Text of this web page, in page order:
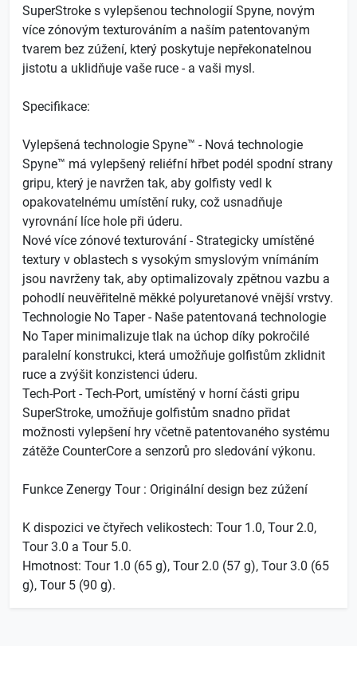
SuperStroke s vylepšenou technologií Spyne, novým
více zónovým texturováním a naším patentovaným
tvarem bez zúžení, který poskytuje nepřekonatelnou
jistotu a uklidňuje vaše ruce - a vaši mysl.
Specifikace:
Vylepšená technologie Spyne™ - Nová technologie
Spyne™ má vylepšený reliéfní hřbet podél spodní strany
gripu, který je navržen tak, aby golfisty vedl k
opakovatelnému umístění ruky, což usnadňuje
vyrovnání líce hole při úderu.
Nové více zónové texturování - Strategicky umístěné
textury v oblastech s vysokým smyslovým vnímáním
jsou navrženy tak, aby optimalizovaly zpětnou vazbu a
pohodlí neuvěřitelně měkké polyuretanové vnější vrstvy.
Technologie No Taper - Naše patentovaná technologie
No Taper minimalizuje tlak na úchop díky pokročilé
paralelní konstrukci, která umožňuje golfistům zklidnit
ruce a zvýšit konzistenci úderu.
Tech-Port - Tech-Port, umístěný v horní části gripu
SuperStroke, umožňuje golfistům snadno přidat
možnosti vylepšení hry včetně patentovaného systému
zátěže CounterCore a senzorů pro sledování výkonu.
Funkce Zenergy Tour : Originální design bez zúžení
K dispozici ve čtyřech velikostech: Tour 1.0, Tour 2.0,
Tour 3.0 a Tour 5.0.
Hmotnost: Tour 1.0 (65 g), Tour 2.0 (57 g), Tour 3.0 (65
g), Tour 5 (90 g).